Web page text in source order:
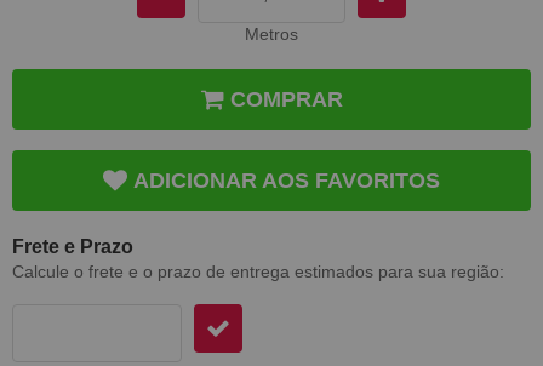
Metros
COMPRAR
ADICIONAR AOS FAVORITOS
Frete e Prazo
Calcule o frete e o prazo de entrega estimados para sua região: